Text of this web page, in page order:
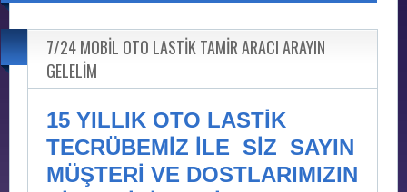
7/24 MOBİL OTO LASTİK TAMİR ARACI ARAYIN
GELELİM
15 YILLIK OTO LASTİK
TECRÜBEMİZ İLE SİZ SAYIN
MÜŞTERİ VE DOSTLARIMIZIN